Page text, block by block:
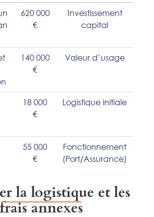
620 000
€
Investissement
capital
140 000
€
Valeur d’usage
18 000
€
Logistique initiale
55 000
€
Fonctionnement
(Port/Assurance)
la logistique et les
frais annexes